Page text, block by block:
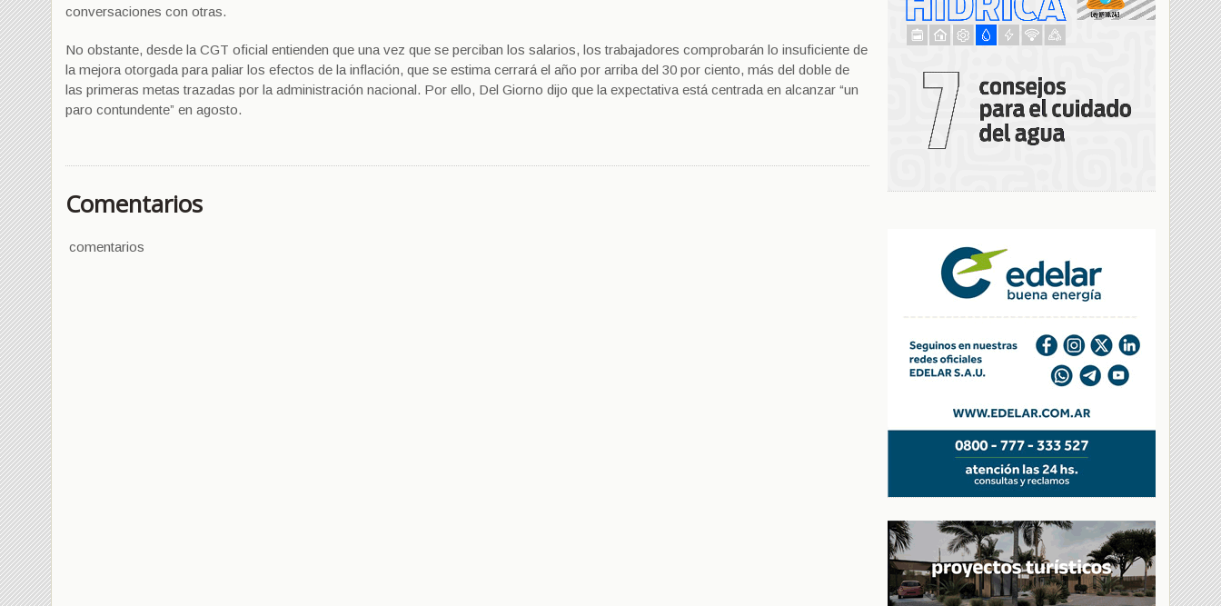
conversaciones con otras.
No obstante, desde la CGT oficial entienden que una vez que se perciban los salarios, los trabajadores comprobarán lo insuficiente de
la mejora otorgada para paliar los efectos de la inflación, que se estima cerrará el año por arriba del 30 por ciento, más del doble de
las primeras metas trazadas por la administración nacional. Por ello, Del Giorno dijo que la expectativa está centrada en alcanzar “un
paro contundente” en agosto.
Comentarios
comentarios